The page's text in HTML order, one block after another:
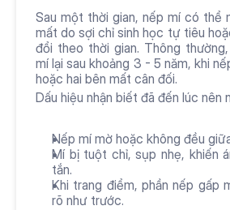
Sau một thời gian, nếp mí có thể
mất do sợi chỉ sinh học tự tiêu
đổi theo thời gian. Thông
mí lại sau khoảng 3 - 5 năm, khi
hoặc hai bên mất cân đối.
Dấu hiệu nhận biết đã đến lúc nên
Nếp mí mờ hoặc không đều
Mí bị tuột chỉ, sụp nhẹ, khiến
tắn.
Khi trang điểm, phần nếp gấp
rõ như trước.